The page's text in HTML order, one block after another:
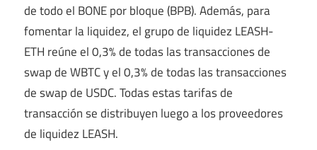
de todo el BONE por bloque (BPB). Además, para
fomentar la liquidez, el grupo de liquidez LEASH-
ETH reúne el 0,3% de todas las transacciones de
swap de WBTC y el 0,3% de todas las transacciones
de swap de USDC. Todas estas tarifas de
transacción se distribuyen luego a los proveedores
de liquidez LEASH.